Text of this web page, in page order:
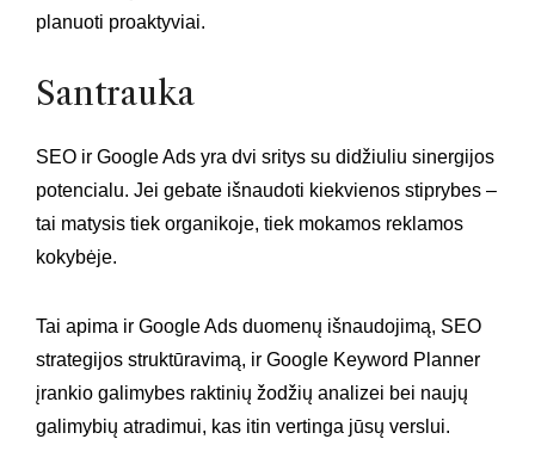
planuoti proaktyviai.
Santrauka
SEO ir Google Ads yra dvi sritys su didžiuliu sinergijos
potencialu. Jei gebate išnaudoti kiekvienos stiprybes –
tai matysis tiek organikoje, tiek mokamos reklamos
kokybėje.
Tai apima ir Google Ads duomenų išnaudojimą, SEO
strategijos struktūravimą, ir Google Keyword Planner
įrankio galimybes raktinių žodžių analizei bei naujų
galimybių atradimui, kas itin vertinga jūsų verslui.